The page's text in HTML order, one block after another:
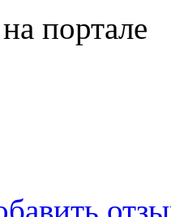
на портале